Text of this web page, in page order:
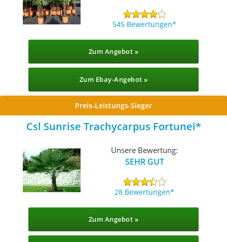
545 Bewertungen
Zum Angebot »
Zum Ebay-Angebot »
Preis-Leistungs-Sieger
Csl Sunrise Trachycarpus Fortunei
Unsere Bewertung:
SEHR GUT
28 Bewertungen
Zum Angebot »